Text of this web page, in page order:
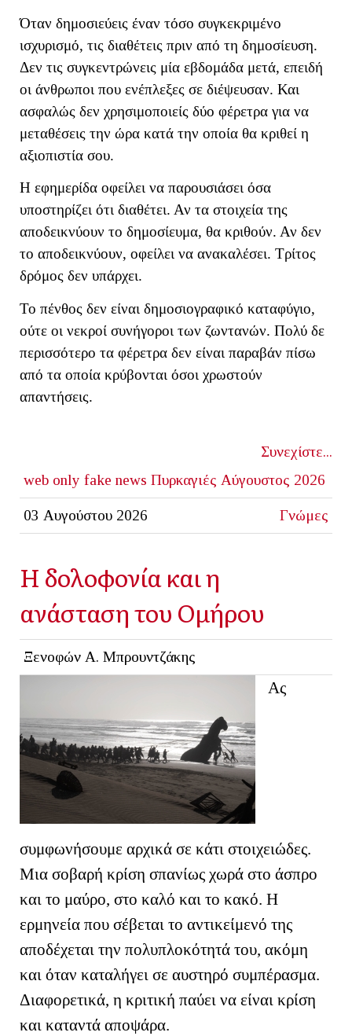
Όταν δημοσιεύεις έναν τόσο συγκεκριμένο
ισχυρισμό, τις διαθέτεις πριν από τη δημοσίευση.
Δεν τις συγκεντρώνεις μία εβδομάδα μετά, επειδή
οι άνθρωποι που ενέπλεξες σε διέψευσαν. Και
ασφαλώς δεν χρησιμοποιείς δύο φέρετρα για να
μεταθέσεις την ώρα κατά την οποία θα κριθεί η
αξιοπιστία σου.
Η εφημερίδα οφείλει να παρουσιάσει όσα
υποστηρίζει ότι διαθέτει. Αν τα στοιχεία της
αποδεικνύουν το δημοσίευμα, θα κριθούν. Αν δεν
το αποδεικνύουν, οφείλει να ανακαλέσει. Τρίτος
δρόμος δεν υπάρχει.
Το πένθος δεν είναι δημοσιογραφικό καταφύγιο,
ούτε οι νεκροί συνήγοροι των ζωντανών. Πολύ δε
περισσότερο τα φέρετρα δεν είναι παραβάν πίσω
από τα οποία κρύβονται όσοι χρωστούν
απαντήσεις.
Συνεχίστε...
web only fake news Πυρκαγιές Αύγουστος 2026
03 Αυγούστου 2026 Γνώμες
Η δολοφονία και η
ανάσταση του Ομήρου
Ξενοφών Α. Μπρουντζάκης
Ας
συμφωνήσουμε αρχικά σε κάτι στοιχειώδες.
Μια σοβαρή κρίση σπανίως χωρά στο άσπρο
και το μαύρο, στο καλό και το κακό. Η
ερμηνεία που σέβεται το αντικείμενό της
αποδέχεται την πολυπλοκότητά του, ακόμη
και όταν καταλήγει σε αυστηρό συμπέρασμα.
Διαφορετικά, η κριτική παύει να είναι κρίση
και καταντά αποψάρα.